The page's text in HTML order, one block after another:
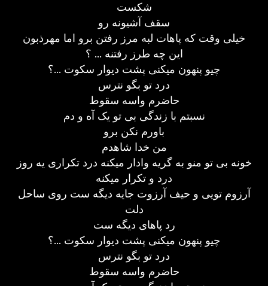
شکست
سقف آشیونه رو
خیلی وقت که پاهات لبه مرز رفتن برو اما مهرذبون
این چه طرز رفتنه ... ؟
چیو پنهون میکنی پشت دیوار سکوت ...؟
درد تو بگو نترس
حاضرم واسه سقوط
نسبتم با زندگی بی تو یک آه و دم
باورم نکن برو
من خدا شاهدم
خونه بی تو منو به گریه وادار میکنه درد تکراری یه روز
درد و تکرار میکنه
آرزوم تویی و حیف آرزوت جایه دیگه ست روی ساحل
دلت
رد پاهای دیگه ست
چیو پنهون میکنی پشت دیوار سکوت ...؟
درد تو بگو نترس
حاضرم واسه سقوط